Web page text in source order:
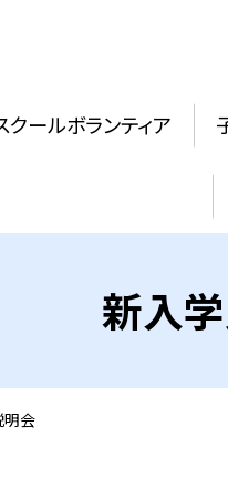
クールボランティア
新入
明会